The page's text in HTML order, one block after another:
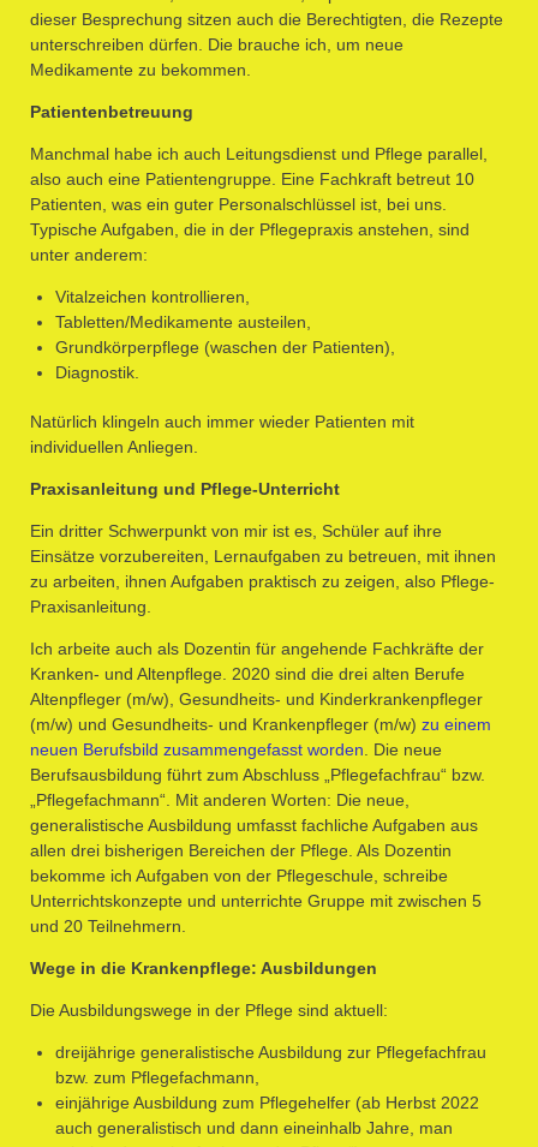
dieser Besprechung sitzen auch die Berechtigten, die Rezepte
unterschreiben dürfen. Die brauche ich, um neue
Medikamente zu bekommen.
Patientenbetreuung
Manchmal habe ich auch Leitungsdienst und Pflege parallel,
also auch eine Patientengruppe. Eine Fachkraft betreut 10
Patienten, was ein guter Personalschlüssel ist, bei uns.
Typische Aufgaben, die in der Pflegepraxis anstehen, sind
unter anderem:
Vitalzeichen kontrollieren,
Tabletten/Medikamente austeilen,
Grundkörperpflege (waschen der Patienten),
Diagnostik.
Natürlich klingeln auch immer wieder Patienten mit
individuellen Anliegen.
Praxisanleitung und Pflege-Unterricht
Ein dritter Schwerpunkt von mir ist es, Schüler auf ihre
Einsätze vorzubereiten, Lernaufgaben zu betreuen, mit ihnen
zu arbeiten, ihnen Aufgaben praktisch zu zeigen, also Pflege-
Praxisanleitung.
Ich arbeite auch als Dozentin für angehende Fachkräfte der
Kranken- und Altenpflege. 2020 sind die drei alten Berufe
Altenpfleger (m/w), Gesundheits- und Kinderkrankenpfleger
(m/w) und Gesundheits- und Krankenpfleger (m/w) zu einem
neuen Berufsbild zusammengefasst worden . Die neue
Berufsausbildung führt zum Abschluss „Pflegefachfrau“ bzw.
„Pflegefachmann“. Mit anderen Worten: Die neue,
generalistische Ausbildung umfasst fachliche Aufgaben aus
allen drei bisherigen Bereichen der Pflege. Als Dozentin
bekomme ich Aufgaben von der Pflegeschule, schreibe
Unterrichtskonzepte und unterrichte Gruppe mit zwischen 5
und 20 Teilnehmern.
Wege in die Krankenpflege: Ausbildungen
Die Ausbildungswege in der Pflege sind aktuell:
dreijährige generalistische Ausbildung zur Pflegefachfrau
bzw. zum Pflegefachmann,
einjährige Ausbildung zum Pflegehelfer (ab Herbst 2022
auch generalistisch und dann eineinhalb Jahre, man